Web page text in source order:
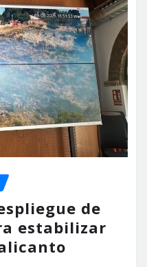
de
estabilizar